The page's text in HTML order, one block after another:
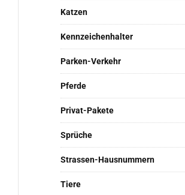
Katzen
Kennzeichenhalter
Parken-Verkehr
Pferde
Privat-Pakete
Sprüche
Strassen-Hausnummern
Tiere